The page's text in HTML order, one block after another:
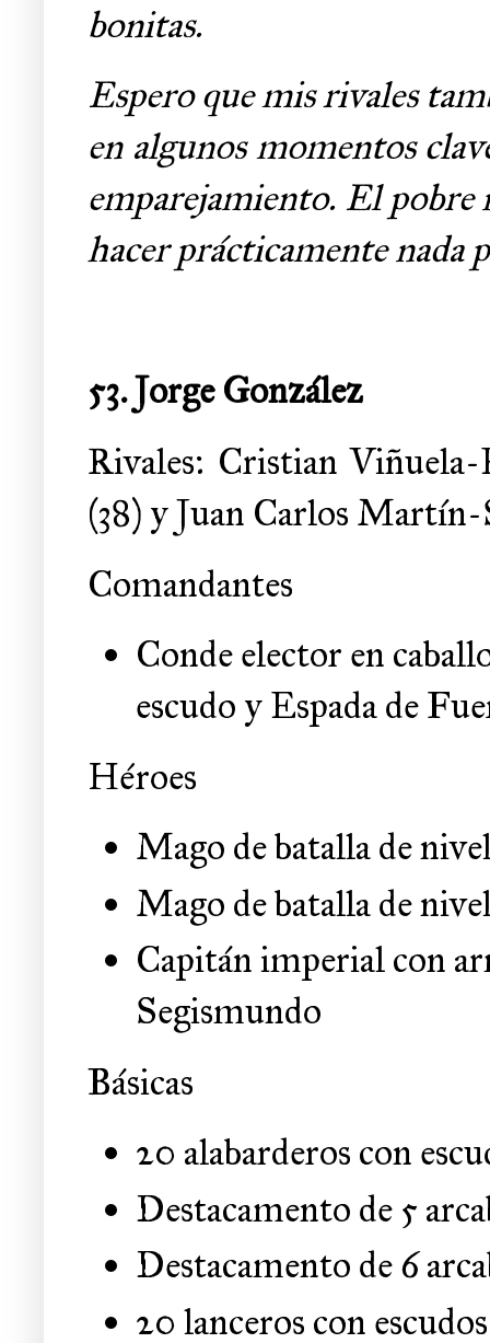
bonitas.
Espero que mis rivales
en algunos momentos
emparejamiento. El pobre
hacer prácticamente nada
53. Jorge González
Rivales: Cristian
(38) y Juan Carlos Martín-
Comandantes
Conde elector en
escudo y Espada de
Héroes
Mago de batalla de
Mago de batalla de
Capitán imperial con
Segismundo
Básicas
20 alabarderos con
Destacamento de 5
Destacamento de 6
20 lanceros con